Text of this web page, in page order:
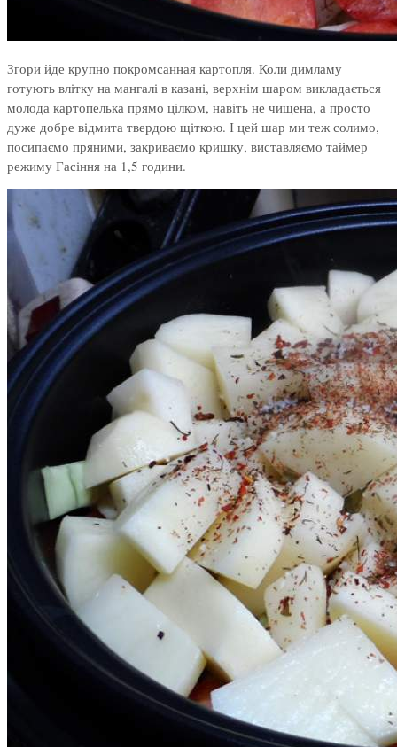
Згори йде крупно покромсанная картопля. Коли димламу
готують влітку на мангалі в казані, верхнім шаром викладається
молода картопелька прямо цілком, навіть не чищена, а просто
дуже добре відмита твердою щіткою. І цей шар ми теж солимо,
посипаємо пряними, закриваємо кришку, виставляємо таймер
режиму Гасіння на 1,5 години.